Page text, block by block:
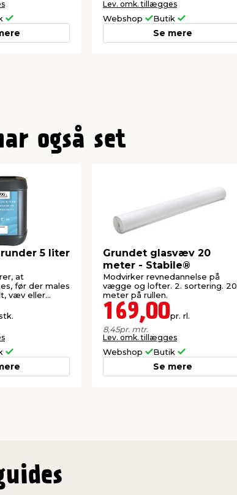
Lev. omk. tillægges
Webshop Butik
Se mere
også set
5 liter
at
før der males
væv eller
Grundet glasvæv 20
meter - Stabile®
Modvirker revnedannelse på
vægge og lofter. 2. sortering. 20
meter på rullen.
169,00pr. rl.
8,45pr. mtr.
Lev. omk. tillægges
Webshop Butik
Se mere